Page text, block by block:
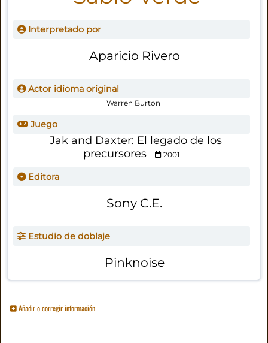
Interpretado por
Aparicio Rivero
Actor idioma original
Warren Burton
Juego
Jak and Daxter: El legado de los
precursores
2001
Editora
Sony C.E.
Estudio de doblaje
Pinknoise
Añadir o corregir información